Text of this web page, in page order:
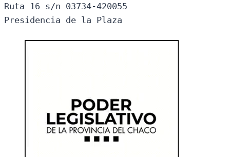
Ruta 16 s/n 03734-420055
Presidencia de la Plaza